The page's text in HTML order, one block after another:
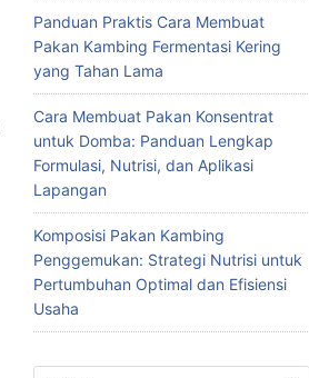
Panduan Praktis Cara Membuat
Pakan Kambing Fermentasi Kering
yang Tahan Lama
Cara Membuat Pakan Konsentrat
untuk Domba: Panduan Lengkap
Formulasi, Nutrisi, dan Aplikasi
Lapangan
Komposisi Pakan Kambing
Penggemukan: Strategi Nutrisi untuk
Pertumbuhan Optimal dan Efisiensi
Usaha